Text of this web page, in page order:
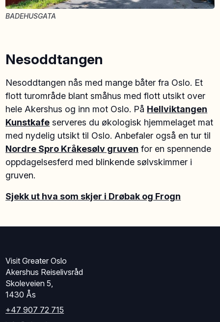
BADEHUSGATA
Nesoddtangen
Nesoddtangen nås med mange båter fra Oslo. Et
flott turområde blant småhus med flott utsikt over
hele Akershus og inn mot Oslo. På Hellviktangen
Kunstkafe serveres du økologisk hjemmelaget mat
med nydelig utsikt til Oslo. Anbefaler også en tur til
Nordre Spro Kråkesølv gruven for en spennende
oppdagelsesferd med blinkende sølvskimmer i
gruven.
Sjekk ut hva som skjer i Drøbak og Frogn
Visit Greater Oslo
Akershus Reiselivsråd
Skoleveien 5,
1430 Ås
+47 907 72 715